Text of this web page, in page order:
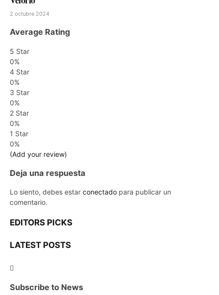
2 octubre 2024
Average Rating
5 Star
0%
4 Star
0%
3 Star
0%
2 Star
0%
1 Star
0%
(Add your review)
Deja una respuesta
Lo siento, debes estar conectado para publicar un
comentario.
EDITORS PICKS
LATEST POSTS
Subscribe to News